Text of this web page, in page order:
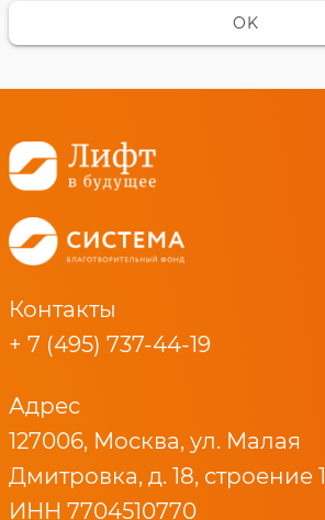
OK
Контакты
+ 7 (495) 737-44-19
Адрес
127006, Москва, ул. Малая
Дмитровка, д. 18, строение 1
ИНН 7704510770